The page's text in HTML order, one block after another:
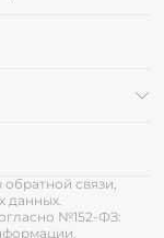
связи,
данных.
№152-ФЗ: